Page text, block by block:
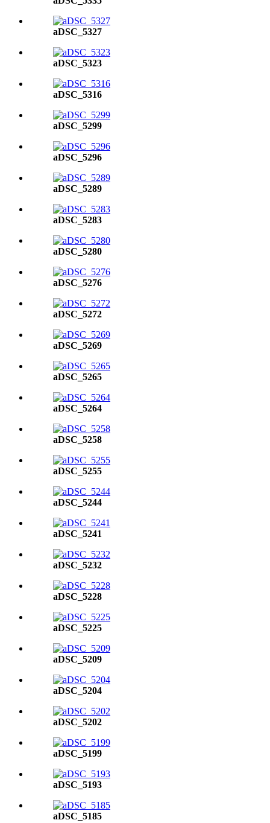
aDSC_5327
aDSC_5323
aDSC_5316
aDSC_5299
aDSC_5296
aDSC_5289
aDSC_5283
aDSC_5280
aDSC_5276
aDSC_5272
aDSC_5269
aDSC_5265
aDSC_5264
aDSC_5258
aDSC_5255
aDSC_5244
aDSC_5241
aDSC_5232
aDSC_5228
aDSC_5225
aDSC_5209
aDSC_5204
aDSC_5202
aDSC_5199
aDSC_5193
aDSC_5185